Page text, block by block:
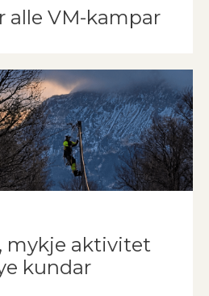
alle VM-kampar
mykje aktivitet
kundar